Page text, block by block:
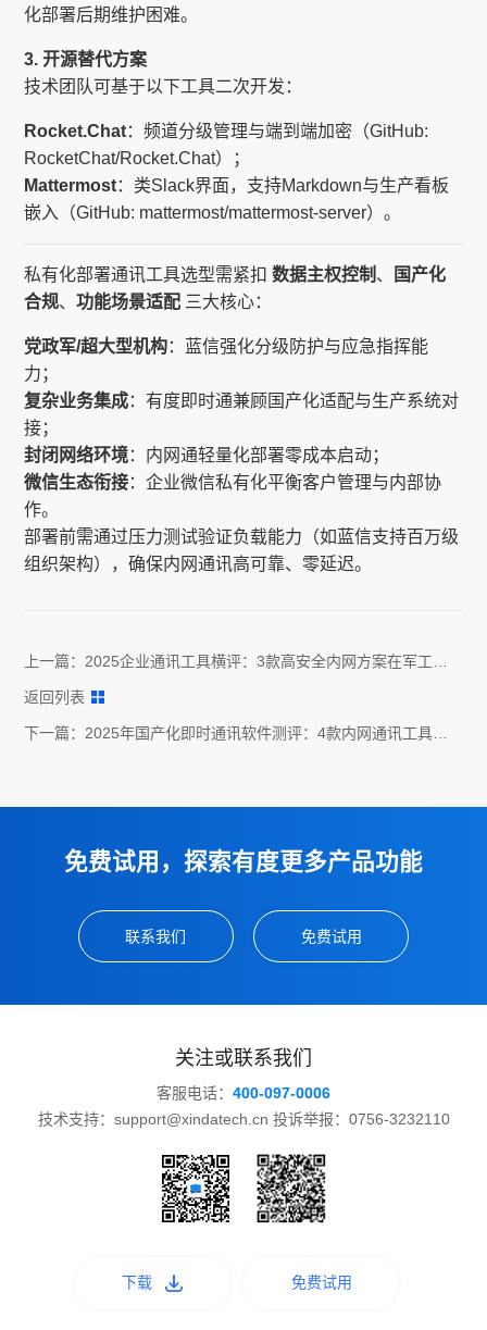
化部署后期维护困难。
3. 开源替代方案
技术团队可基于以下工具二次开发：
Rocket.Chat：频道分级管理与端到端加密（GitHub:
RocketChat/Rocket.Chat）；
Mattermost：类Slack界面，支持Markdown与生产看板
嵌入（GitHub: mattermost/mattermost-server）。
私有化部署通讯工具选型需紧扣数据主权控制 、
国产化
合规、功能场景适配 三大核心：
党政军/超大型机构：蓝信强化分级防护与应急指挥能
力；
复杂业务集成：有度即时通兼顾国产化适配与生产系统对
接；
封闭网络环境：内网通轻量化部署零成本启动；
微信生态衔接：企业微信私有化平衡客户管理与内部协
作。
部署前需通过压力测试验证负载能力（如蓝信支持百万级
组织架构），确保内网通讯高可靠、零延迟。
上一篇： 2025企业通讯工具横评：3款高安全内网方案在军工芯
返回列表
下一篇： 2025年国产化即时通讯软件测评：4款内网通讯工具全
免费试用，探索有度更多产品功能
联系我们 免费试用
关注或联系我们
客服电话： 400-097-0006
技术支持：support@xindatech.cn 投诉举报：0756-3232110
下载 免费试用